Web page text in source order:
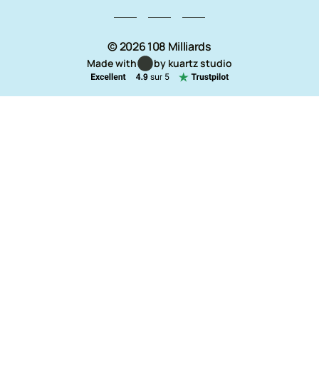
© 2026 108 Milliards
Made with by kuartz studio